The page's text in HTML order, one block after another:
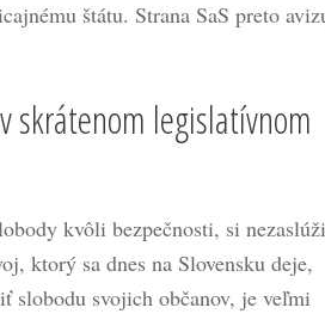
štátu. Strana SaS preto
skrátenom legislatívnom
kvôli bezpečnosti, si nezaslúži
ktorý sa dnes na Slovensku deje,
slobodu svojich občanov, je veľmi